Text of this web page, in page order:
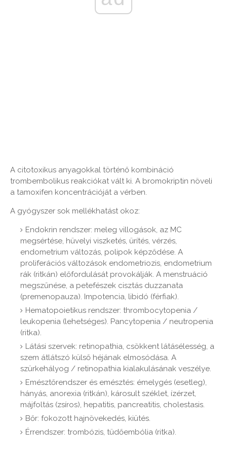
A citotoxikus anyagokkal történő kombináció
trombembolikus reakciókat vált ki. A bromokriptin növeli
a tamoxifen koncentrációját a vérben.
A gyógyszer sok mellékhatást okoz:
Endokrin rendszer: meleg villogások, az MC
megsértése, hüvelyi viszketés, ürítés, vérzés,
endometrium változás, polipok képződése. A
proliferációs változások endometriozis, endometrium
rák (ritkán) előfordulását provokálják. A menstruáció
megszűnése, a petefészek cisztás duzzanata
(premenopauza). Impotencia, libidó (férfiak).
Hematopoietikus rendszer: thrombocytopenia /
leukopenia (lehetséges). Pancytopenia / neutropenia
(ritka).
Látási szervek: retinopathia, csökkent látásélesség, a
szem átlátszó külső héjának elmosódása. A
szürkehályog / retinopathia kialakulásának veszélye.
Emésztőrendszer és emésztés: émelygés (esetleg),
hányás, anorexia (ritkán), károsult széklet, ízérzet,
májfoltás (zsíros), hepatitis, pancreatitis, cholestasis.
Bőr: fokozott hajnövekedés, kiütés.
Érrendszer: trombózis, tüdőembólia (ritka).